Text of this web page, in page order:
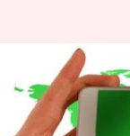
36
என்ன